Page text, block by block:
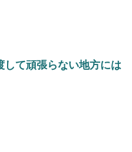
て頑張らない地方には